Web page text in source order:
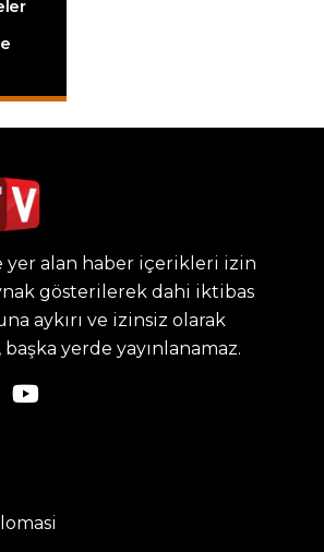
yer alan haber içerikleri izin
gösterilerek dahi iktibas
aykırı ve izinsiz olarak
yerde yayınlanamaz.